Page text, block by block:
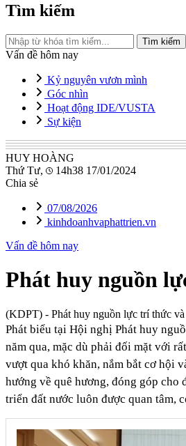
Tìm kiếm
Tìm kiếm
Vấn đề hôm nay
Kỷ nguyên vươn mình
Góc nhìn
Hoạt động IDE/VUSTA
Sự kiện
HUY HOÀNG
Thứ Tư,
14h38 17/01/2024
Chia sẻ
07/08/2026
kinhdoanhvaphattrien.vn
Vấn đề hôm nay
Phát huy nguồn
(KDPT) - Phát huy nguồn lực trí thức
Phát biểu tại Hội nghị Phát huy
năm qua, mặc dù phải đối mặt với
vượt qua khó khăn, nắm bắt cơ hội
hướng về quê hương, đóng góp
triển đất nước luôn được quan tâm,